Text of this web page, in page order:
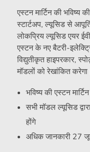
एस्टन मार्टिन की भविष्य
स्टार्टअप, ल्यूसिड से
लोकप्रिय ल्यूसिड एयर
एस्टन के नए बैटरी-
विद्युतीकृत हाइपरकार,
मॉडलों को रेखांकित
भविष्य की एस्टन
सभी मॉडल ल्यूसिड
होंगे
अधिक जानकारी 27